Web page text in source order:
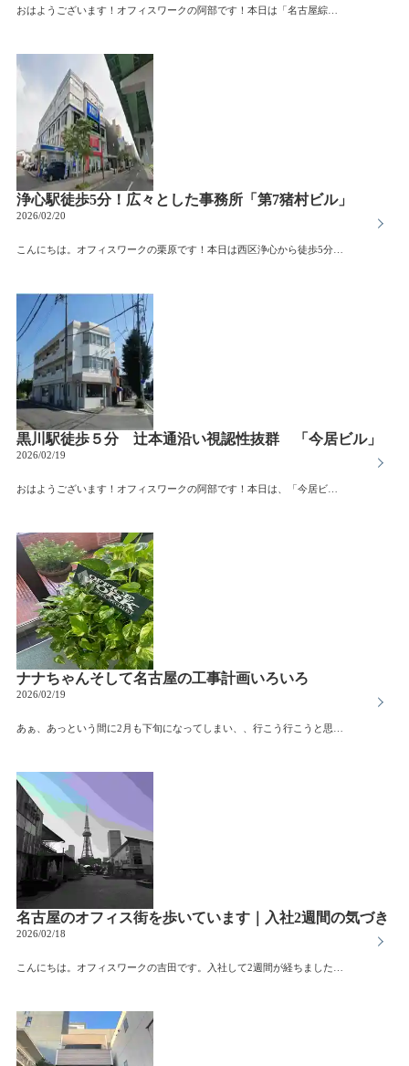
おはようございます！オフィスワークの阿部です！本日は「名古屋綜合市場ビル」をご紹介します。当ビルは、名古屋駅から徒歩５分、活気あふれる名駅４丁目に位置しています。ビジネスの中心地として活気を感じることができる名古屋駅周辺オフィスビルが建ち並び、百貨店や商業施設が充実しているため、１日中多くの人で賑わい活気が溢れています。名古屋駅は、地方や他の大都市からの交通アクセスが良い為、従業員の通勤に便利な点や、集客力抜群な点で大きなメリットとなります。【J号室】【は号室】【に号室】当ビルは、名古屋の台所として地元の人々に愛される、柳橋総合市場の中にあります。情緒と活気が溢れる市場を横目に、3階へ上がるとオフィスフロアになります。年配今回の募集は20～30㎡程のコンパクトなオフィス区画です。立地が良いにも関わらず、賃料が大変お値打ちです！お問い合わせお待ちしております。
浄心駅徒歩5分！広々とした事務所「第7猪村ビル」
2026/02/20
こんにちは。オフィスワークの栗原です！本日は西区浄心から徒歩5分にある「第7猪村ビル」をご紹介します。４0坪以上ある広々とした事務所としてお使い頂けます。形も良いので使いやすくこの辺りでは希少な広さの物件です！駐車場も確保できるので駐車場でお困りの方は是非ご相談下さい！
黒川駅徒歩５分 辻本通沿い視認性抜群 「今居ビル」
2026/02/19
おはようございます！オフィスワークの阿部です！本日は、「今居ビル」をご紹介します。当ビルは、黒川駅から徒歩５分、辻本通り沿いに位置しています。黒川駅周辺は、もともと名古屋城の城下町であったため下町の風情が残る、趣のあるエリアです。駅周辺は人通りもお店も多く、活発で明るい雰囲気が溢れています。また都心部までのアクセスも良好で、市バスのターミナルもあるため、どこへ出るにも大変便利な場所です。今回の募集は住居兼事務所の区画です。メインの事務所スペースともう１部屋あるので、休憩スペースや書庫として使い分けができそうです。車通りの多い辻本通沿いの３階で、視認性と交通の便が抜群です！窓面の広告掲示も可能です！比較的、賃料もお値打ちですのでスタートアップや少人数利用の事務所をお探しの方にオススメです。お問い合わせお待ちしております。
ナナちゃんそして名古屋の工事計画いろいろ
2026/02/19
あぁ、あっという間に2月も下旬になってしまい、、行こう行こうと思っていた名鉄百貨店の閉店があと1週間ナナちゃんが手を振り始めたと毎時7のつく時間に7回手を振るんだとか(笑)最後の土曜日は混みそう、、今週末？平日に頑張って行く？と悩ましい今日となりました来月からはどのような雰囲気になってしまうのか心配です過去に記事でもちょこちょこと取り上げていますが、栄では新しいビルの開業が相次いでおりますIGアリーナもできささしまエリアも新しく「NAKAGAWA CANAL DOORS」という商業施設が6月に開業金山ではアスナル金山の再開発も2036年までに再延期リニア新幹線ももういつできることだか、、そんな名古屋市内をきょろきょろと一生懸命ビルをみてる人がいたら→それは入社2週間目の吉田かもしれません(笑)さておき、こうやって計画の見直しや開業による経済効果を見越していた人にとって、延期になって得をする人、損をする人なかなか落ち着きをみせない名古屋の工事事業ですが、秋にアジア・アジアパラ競技大会も開催されます。バタつきながらも盛り上げていくしかないですね
名古屋のオフィス街を歩いています｜入社2週間の気づき
2026/02/18
こんにちは。オフィスワークの吉田です。入社して2週間が経ちました。今は毎日、栄・丸の内エリアを中心にビル周りをしています。(サムネイルの写真は、今日のビル周りに出発するときの写真です♪)正直に言うと、最初は「こんなに歩くんだ」と驚きました。そんな中で、実際に街を歩いてみて感じたことを書いていこうと思います。名古屋でオフィスを探すということ名古屋で賃貸オフィスを探すとき、条件として挙がるのは、・賃料・坪数・駅からの距離といった数字の部分がほとんどです。でも、実際に街を歩いていると、それだけでは分からないことがたくさんあります。朝の人の流れ。ビルのエントランスの雰囲気。周辺にあるお店や銀行。その建物に入っている会社の空気感。「ここで働く毎日」を想像できるかどうかは、現地を知っているかどうかで大きく変わると感じました。栄・丸の内エリアそれぞれの印象名古屋の中心地といえば、やはり栄エリア。実際に歩いてみると、商業施設やアパレル店舗、飲食店が多く、街全体ににぎわいがあります。人通りも多く、時間帯によって表情が変わるのが印象的でした。栄エリアの賃貸オフィスは、・来客が多い企業様・ブランディングを大切にしている企業様・クリエイティブ系の業種に向いていると感じました。「どんな場所にオフィスを構えるか」は、企業イメージにも直結します。栄という住所が持つ発信力は、大きな強みの一つだと思います。一方で、丸の内エリアは栄とはまた違った雰囲気があります。オフィスビルが整然と並び、全体的に落ち着いた空気感。士業事務所や法人企業も多く、「堅実さ」「信頼感」という印象を受けました。派手さはありませんが、その分、・静かな環境で集中したい企業様・信頼性を重視する業種・コストと立地のバランスを取りたい企業様には非常に相性が良いエリアだと感じています。同じ名古屋でも、街の空気はまったく違う実際に歩いてみると、地図や賃料だけでは分からない“空気”の違いを感じました。これからも、名古屋のオフィス街を歩きながら、数字だけでは伝わらないリアルな情報をお届けできたらなと思います。